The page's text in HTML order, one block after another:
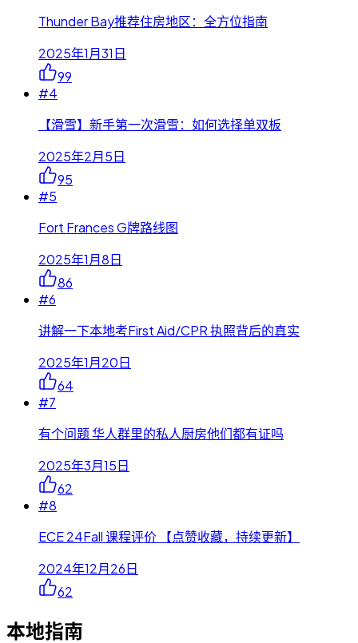
Thunder Bay推荐住房地区：全方位指南
2025年1月31日
99
#4
【滑雪】新手第一次滑雪：如何选择单双板
2025年2月5日
95
#5
Fort Frances G牌路线图
2025年1月8日
86
#6
讲解一下本地考First Aid/CPR 执照背后的真实
2025年1月20日
64
#7
有个问题 华人群里的私人厨房他们都有证吗
2025年3月15日
62
#8
ECE 24Fall 课程评价 【点赞收藏，持续更新】
2024年12月26日
62
本地指南